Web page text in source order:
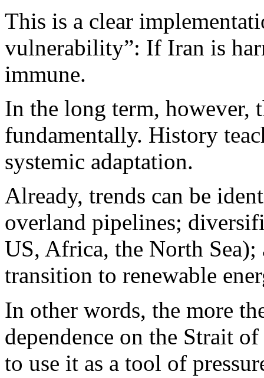
This is a clear
vulnerability”: If Iran is
immune.
In the long term, however,
fundamentally. History
systemic adaptation.
Already, trends can be
overland pipelines;
US, Africa, the North Sea);
transition to renewable
In other words, the more
dependence on the Strait
to use it as a tool of